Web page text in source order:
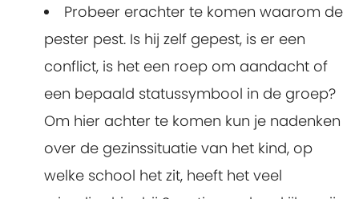
Probeer erachter te komen waarom de
pester pest. Is hij zelf gepest, is er een
conflict, is het een roep om aandacht of
een bepaald statussymbool in de groep?
Om hier achter te komen kun je nadenken
over de gezinssituatie van het kind, op
welke school het zit, heeft het veel